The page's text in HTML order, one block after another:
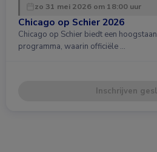
zo 31 mei 2026 om 18:00 uur
Chicago op Schier 2026
Chicago op Schier biedt een
programma, waarin officiële …
Inschrijven